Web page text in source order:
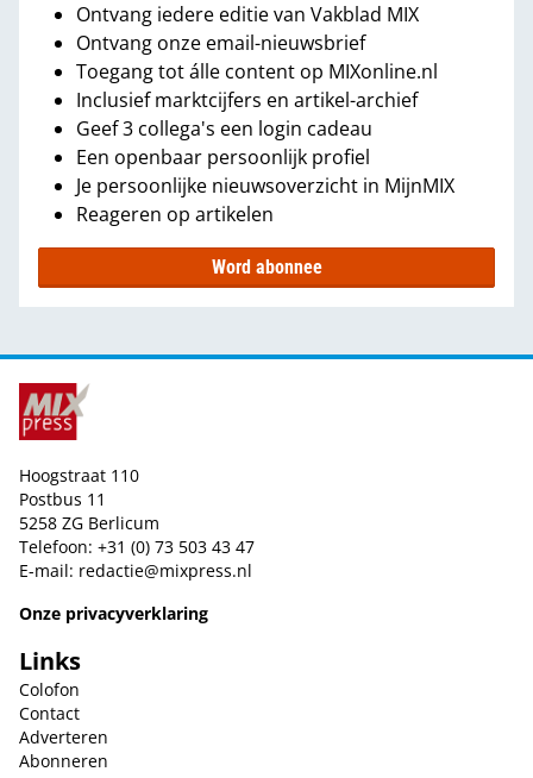
Ontvang iedere editie van Vakblad MIX
Ontvang onze email-nieuwsbrief
Toegang tot álle content op MIXonline.nl
Inclusief marktcijfers en artikel-archief
Geef 3 collega's een login cadeau
Een openbaar persoonlijk profiel
Je persoonlijke nieuwsoverzicht in MijnMIX
Reageren op artikelen
Word abonnee
Hoogstraat 110
Postbus 11
5258 ZG Berlicum
Telefoon: +31 (0) 73 503 43 47
E-mail: redactie@mixpress.nl
Onze privacyverklaring
Links
Colofon
Contact
Adverteren
Abonneren